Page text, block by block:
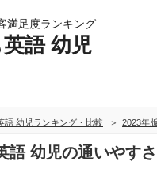
満足度ランキング
語 幼児
語 幼児ランキング・比較 2023年版
語 幼児の通いやす